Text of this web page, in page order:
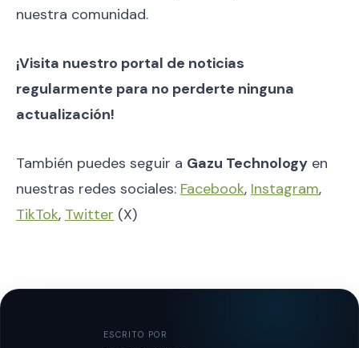
nuestra comunidad.
¡Visita nuestro portal de noticias
regularmente para no perderte ninguna
actualización!
También puedes seguir a Gazu Technology en
nuestras redes sociales: Facebook, Instagram,
TikTok, Twitter (X)
ESCRITO POR